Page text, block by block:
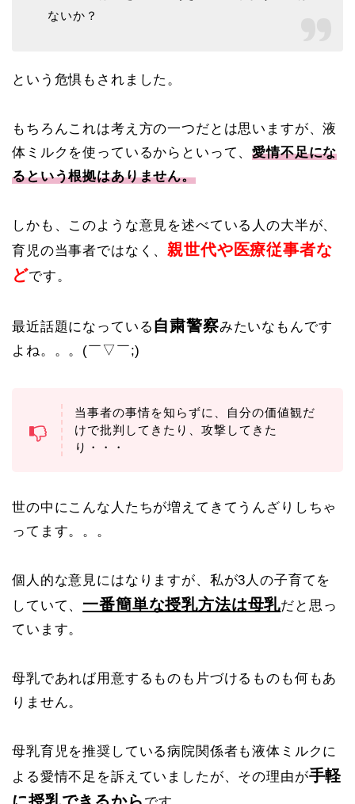
ないか？
という危惧もされました。
もちろんこれは考え方の一つだとは思いますが、液
体ミルクを使っているからといって、愛情不足にな
るという根拠はありません。
しかも、このような意見を述べている人の大半が、
育児の当事者ではなく、親世代や医療従事者な
どです。
最近話題になっている 自粛警察みたいなもんです
よね。。。(￣▽￣;)
当事者の事情を知らずに、自分の価値観だ
けで批判してきたり、攻撃してきた
り・・・
世の中にこんな人たちが増えてきてうんざりしちゃ
ってます。。。
個人的な意見にはなりますが、私が3人の子育てを
していて、 一番簡単な授乳方法は母乳だと思っ
ています。
母乳であれば用意するものも片づけるものも何もあ
りません。
母乳育児を推奨している病院関係者も液体ミルクに
よる愛情不足を訴えていましたが、その理由が手軽